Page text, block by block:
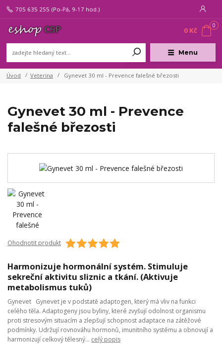
Menu
705 635 255 (Po-Pá, 9-17 hod.)
0
0 Kč
Úvod Veterina Gynevet 30 ml - Prevence falešné březosti
Gynevet 30 ml - Prevence
falešné březosti
Ohodnotit produkt
Harmonizuje hormonální systém. Stimuluje
sekreční aktivitu sliznic a tkání. (Aktivuje
metabolismus tuků)
Gynevet Gynevet je v podstatě adaptogen, který má vliv na funkci
celého těla. Adaptogeny jsou byliny, které zvyšují odolnost organismu
proti stresovým situacím a zlepšují schopnost adaptace na zátěžové
podmínky. Udržují rovnováhu hormonů, imunitního systému a obnovují a
harmonizují celkový tělesný... celý popis